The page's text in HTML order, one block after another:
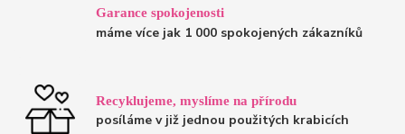
Garance spokojenosti
máme více jak 1 000 spokojených zákazníků
Recyklujeme, myslíme na přírodu
posíláme v již jednou použitých krabicích